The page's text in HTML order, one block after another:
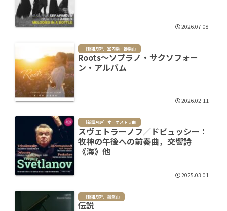
2026.07.08
［新譜月評］室内楽／器楽曲
Roots～ソプラノ・サクソフォー
ン・アルバム
2026.02.11
［新譜月評］オーケストラ曲
スヴェトラーノフ／ドビュッシー：
牧神の午後への前奏曲，交響詩
《海》他
2025.03.01
［新譜月評］鍵盤曲
伝説